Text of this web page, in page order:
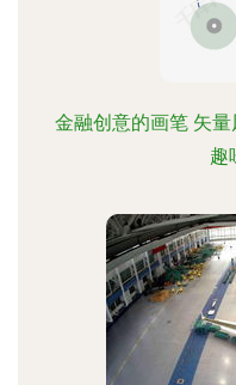
金融创意的画笔 矢
趣